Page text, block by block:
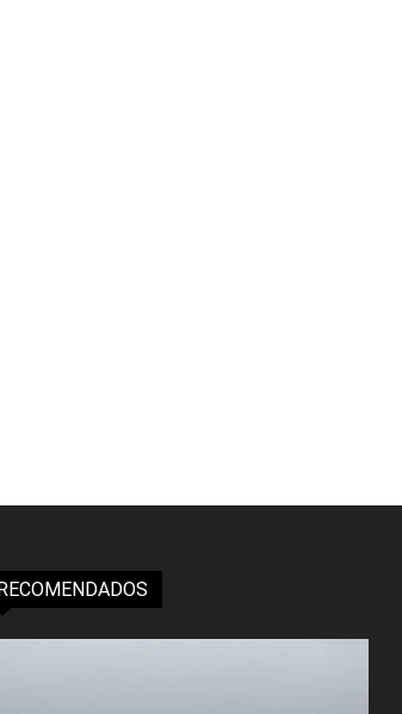
RECOMENDADOS